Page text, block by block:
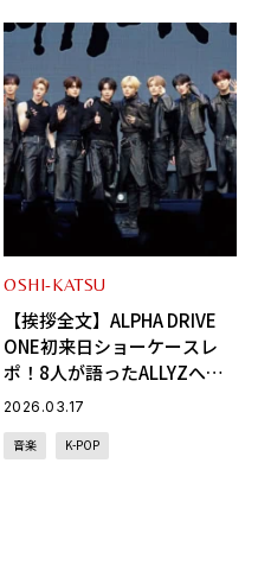
OSHI-KATSU
【挨拶全文】ALPHA DRIVE
ONE初来日ショーケースレ
ポ！8人が語ったALLYZへの
想い
2026.03.17
音楽 K-POP